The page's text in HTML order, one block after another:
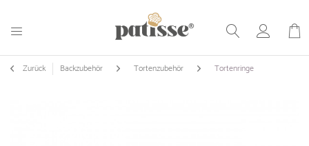
Zurück Backzubehör Tortenzubehör Tortenringe